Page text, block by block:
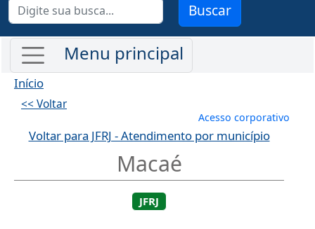
Buscar
Início
<< Voltar
Menu de
Acesso corporativo
Voltar para JFRJ - Atendimento por município
Macaé
JFRJ